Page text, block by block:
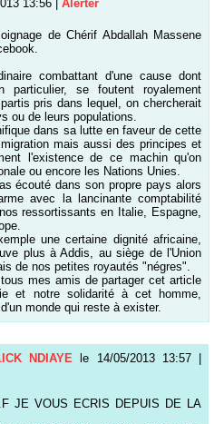
13:56 Alerter
de Chérif Abdallah Massene
combattant d'une cause dont
se foutent royalement
pris dans lequel, on chercherait
ou de leurs populations.
dans sa lutte en faveur de cette
mais aussi des principes et
l'existence de ce machin qu'on
ou encore les Nations Unies.
écouté dans son propre pays alors
avec la lancinante comptabilité
ressortissants en Italie, Espagne,
une certaine dignité africaine,
plus à Addis, au siège de l'Union
de nos petites royautés "négres".
mes amis de partager cet article
et notre solidarité à cet homme,
monde qui reste à exister.
NDIAYE le 14/05/2013 13:57
JE VOUS ECRIS DEPUIS DE LA